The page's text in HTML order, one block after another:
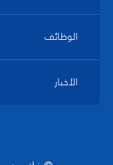
الوظائف
الأخبار